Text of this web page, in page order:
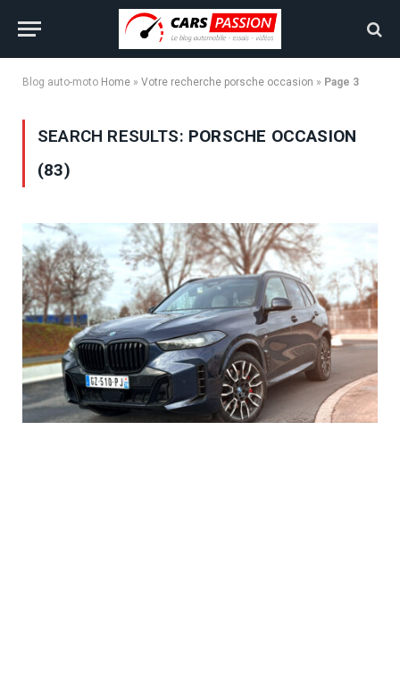
Blog auto-moto Home » Votre recherche porsche occasion » Page 3
SEARCH RESULTS: PORSCHE OCCASION
(83)